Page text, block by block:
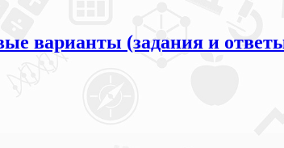
варианты (задания и